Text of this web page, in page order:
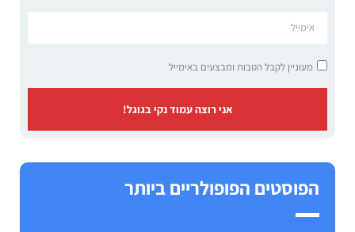
מעוניין לקבל הטבות ומבצעים באימייל
אני רוצה עמוד נקי בגוגל!
הפוסטים הפופולריים ביותר